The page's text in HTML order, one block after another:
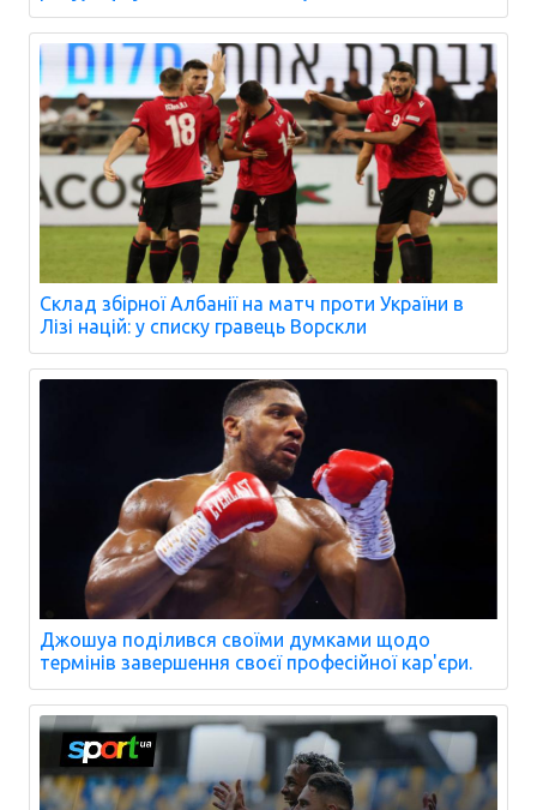
Склад збірної Албанії на матч проти України в
Лізі націй: у списку гравець Ворскли
Джошуа поділився своїми думками щодо
термінів завершення своєї професійної кар'єри.